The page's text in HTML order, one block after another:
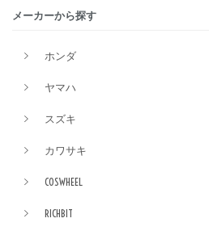
メーカーから探す
ホンダ
ヤマハ
スズキ
カワサキ
COSWHEEL
RICHBIT